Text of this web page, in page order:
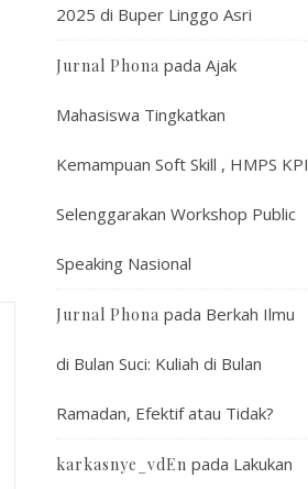
2025 di Buper Linggo Asri
Jurnal Phona pada Ajak
Mahasiswa Tingkatkan
Kemampuan Soft Skill , HMPS KPI
Selenggarakan Workshop Public
Speaking Nasional
Jurnal Phona pada Berkah Ilmu
di Bulan Suci: Kuliah di Bulan
Ramadan, Efektif atau Tidak?
karkasnye_vdEn pada Lakukan